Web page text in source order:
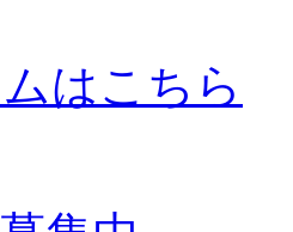
はこちら